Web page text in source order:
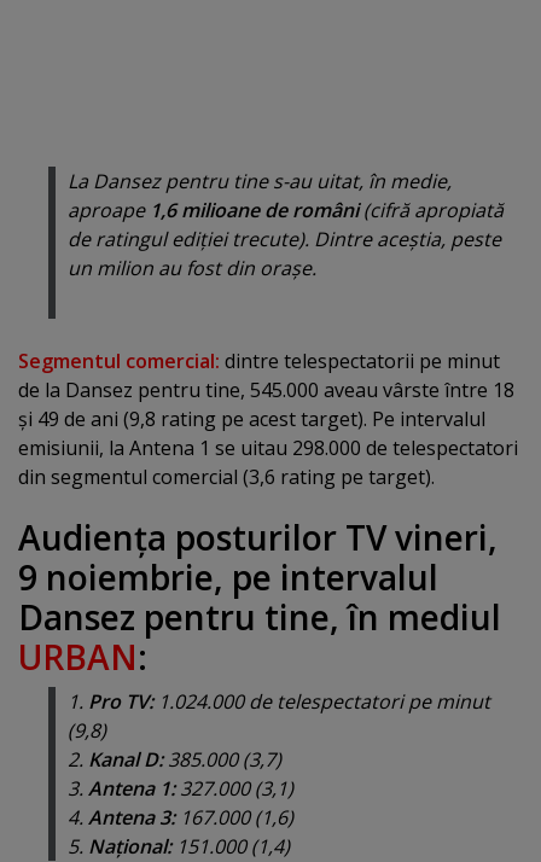
La Dansez pentru tine s-au uitat, în medie,
aproape 1,6 milioane de români(cifră apropiată
de ratingul ediţiei trecute). Dintre aceştia, peste
un milion au fost din oraşe.
Segmentul comercial: dintre telespectatorii pe minut
de la Dansez pentru tine, 545.000 aveau vârste între 18
şi 49 de ani (9,8 rating pe acest target). Pe intervalul
emisiunii, la Antena 1 se uitau 298.000 de telespectatori
din segmentul comercial (3,6 rating pe target).
Audienţa posturilor TV vineri,
9 noiembrie, pe intervalul
Dansez pentru tine, în mediul
URBAN:
1. Pro TV:1.024.000 de telespectatori pe minut
(9,8)
2. Kanal D:385.000 (3,7)
3. Antena 1:327.000 (3,1)
4. Antena 3:167.000 (1,6)
5. Naţional:151.000 (1,4)